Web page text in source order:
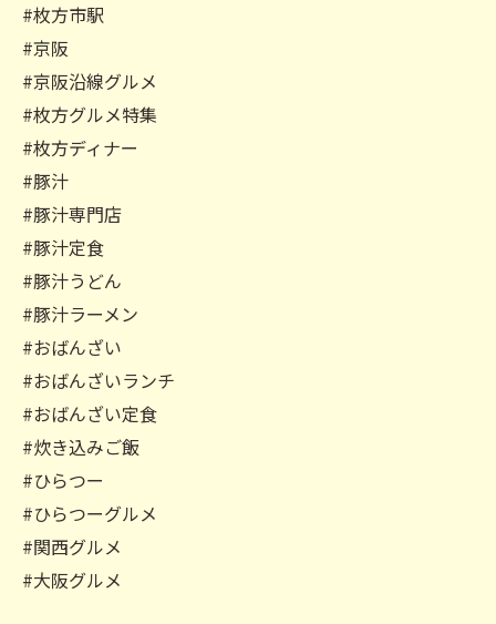
#枚方市駅
#京阪
#京阪沿線グルメ
#枚方グルメ特集
#枚方ディナー
#豚汁
#豚汁専門店
#豚汁定食
#豚汁うどん
#豚汁ラーメン
#おばんざい
#おばんざいランチ
#おばんざい定食
#炊き込みご飯
#ひらつー
#ひらつーグルメ
#関西グルメ
#大阪グルメ